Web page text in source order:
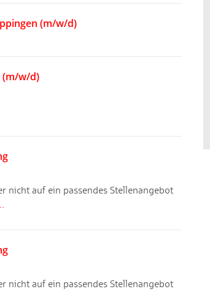
(m/w/d)
(m/w/d)
nicht auf ein passendes Stellen­angebot
nicht auf ein passendes Stellen­angebot